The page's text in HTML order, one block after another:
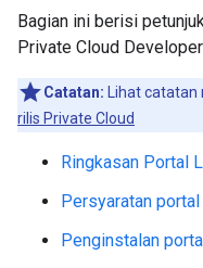
Bagian ini berisi
Private Cloud
Catatan: Lihat catatan
rilis Private Cloud
Ringkasan Portal
Persyaratan
Penginstalan